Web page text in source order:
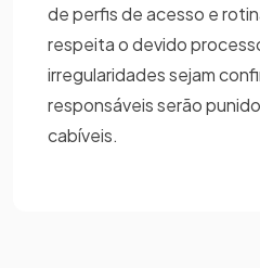
de perfis de acesso e
respeita o devido
irregularidades sejam
responsáveis serão
cabíveis.